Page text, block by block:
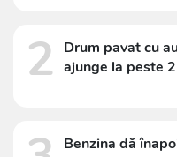
2
Drum pavat cu
ajunge la peste
Benzina dă